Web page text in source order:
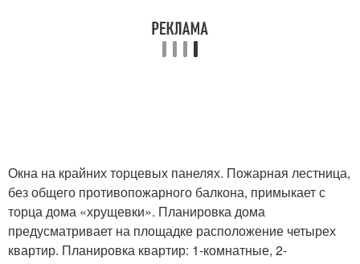
Окна на крайних торцевых панелях. Пожарная лестница,
без общего противопожарного балкона, примыкает с
торца дома «хрущевки». Планировка дома
предусматривает на площадке расположение четырех
квартир. Планировка квартир: 1-комнатные, 2-